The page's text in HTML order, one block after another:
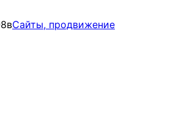
вСайты, продвижение